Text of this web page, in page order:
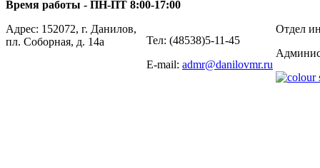
Время работы - ПН-ПТ 8:00-17:00
Адрес: 152072, г. Данилов,
пл. Соборная, д. 14а
Тел: (48538)5-11-45
E-mail: admr@danilovmr.ru
Отдел